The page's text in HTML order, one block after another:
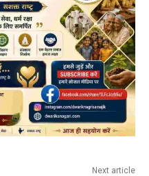
Next article